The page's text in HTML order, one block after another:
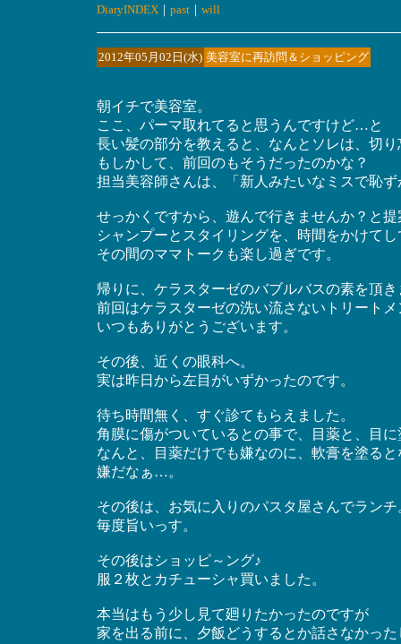
DiaryINDEX｜ past｜ will
2012年05月02日(水) 美容室に再訪問＆ショッピング
朝イチで美容室。
ここ、パーマ取れてると思うんですけど…と
長い髪の部分を教えると、なんとソレは、切
もしかして、前回のもそうだったのかな？
担当美容師さんは、「新人みたいなミスで恥
せっかくですから、遊んで行きませんか？と提
シャンプーとスタイリングを、時間をかけて
その間のママトークも楽し過ぎです。
帰りに、ケラスターゼのバブルバスの素を頂き
前回はケラスターゼの洗い流さないトリート
いつもありがとうございます。
その後、近くの眼科へ。
実は昨日から左目がいずかったのです。
待ち時間無く、すぐ診てもらえました。
角膜に傷がついているとの事で、目薬と、目
なんと、目薬だけでも嫌なのに、軟膏を塗ると
嫌だなぁ…。
その後は、お気に入りのパスタ屋さんでランチ
毎度旨いっす。
その後はショッピ～ング♪
服２枚とカチューシャ買いました。
本当はもう少し見て廻りたかったのですが
家を出る前に、夕飯どうするとか話さなかった